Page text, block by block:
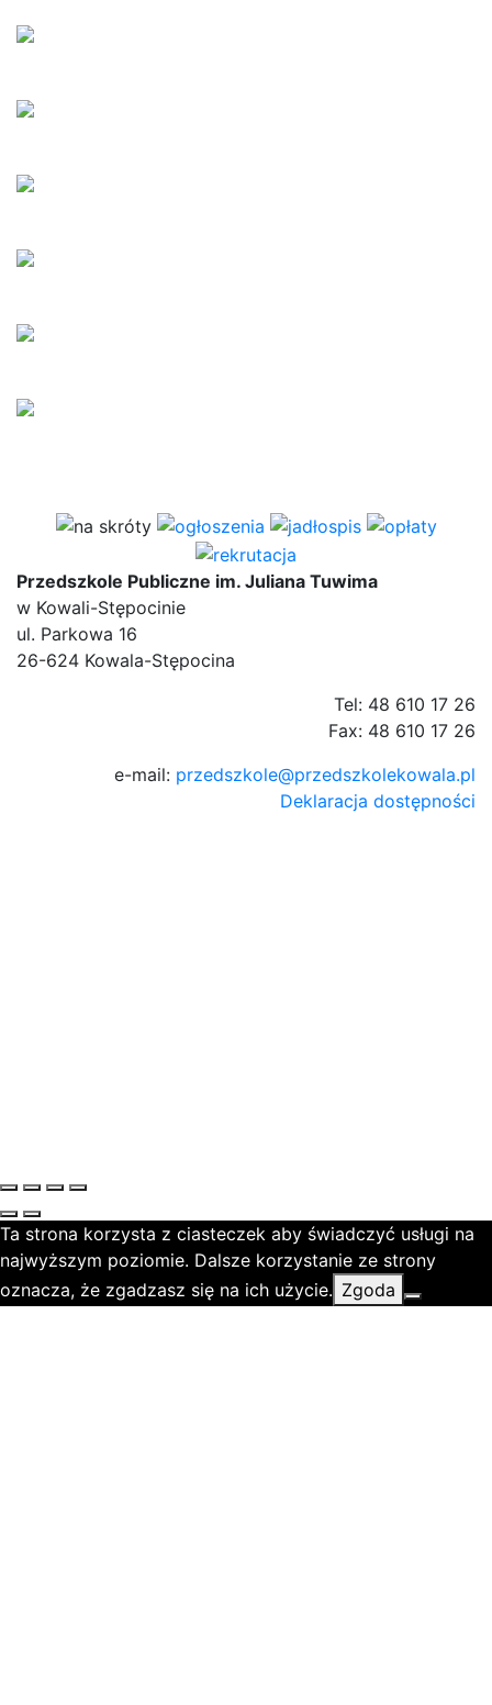
Przedszkole Publiczne im. Juliana Tuwima
w Kowali-Stępocinie
ul. Parkowa 16
26-624 Kowala-Stępocina
Tel: 48 610 17 26
Fax: 48 610 17 26
e-mail: przedszkole@przedszkolekowala.pl
Deklaracja dostępności
Ta strona korzysta z ciasteczek aby świadczyć usługi na
najwyższym poziomie. Dalsze korzystanie ze strony
oznacza, że zgadzasz się na ich użycie. Zgoda